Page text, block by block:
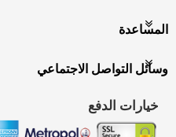
المساعدة
وسائل التواصل الاجتماعي
خيارات الدفع